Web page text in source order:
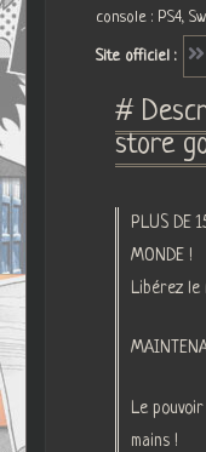
console : PS4,
Site officiel :
#
store
PLUS DE
MONDE !
Libérez le
Le
mains !